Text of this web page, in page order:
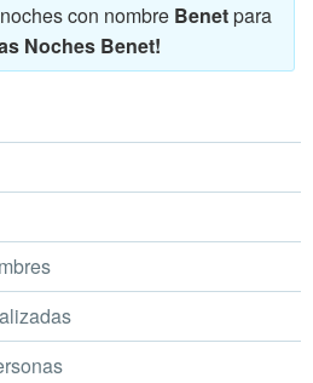
con nombre Benetpara
Noches Benet!